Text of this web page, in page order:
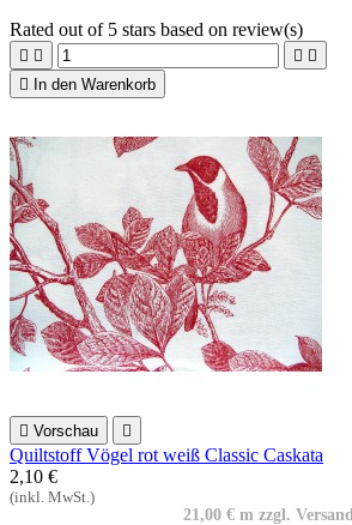
Rated out of 5 stars based on review(s)
   

In den Warenkorb
 Vorschau 
Quiltstoff Vögel rot weiß Classic Caskata
2,10 €
(inkl. MwSt.)
21,00 € m zzgl. Versand